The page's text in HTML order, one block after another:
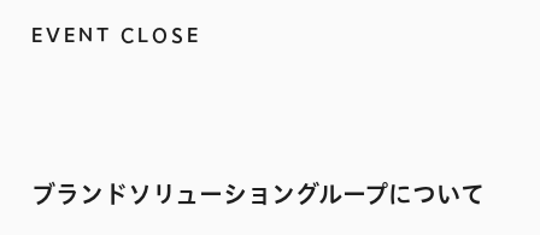
EVENT CLOSE
ブランドソリューショングループについて